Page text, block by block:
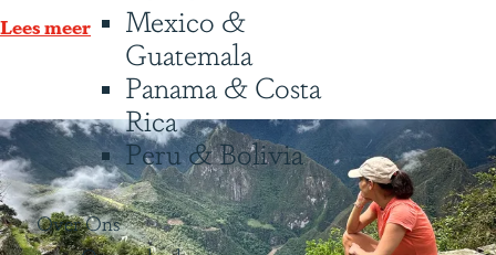
Mexico &
Guatemala
Panama & Costa
Rica
Peru & Bolivia
Over Ons
n
e
p
a
r
Lees meer